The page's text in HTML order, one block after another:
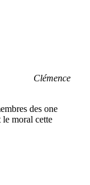
Clémence
des one
moral cette